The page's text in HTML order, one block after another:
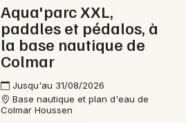
Aqua'parc XXL,
paddles et pédalos, à
la base nautique de
Colmar
Jusqu'au 31/08/2026
Base nautique et plan d'eau de
Colmar Houssen